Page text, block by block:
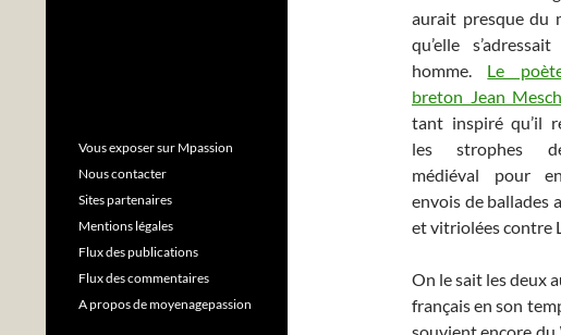
aurait presque du
qu’elle
homme. Le
breton Jean
tant inspiré qu’il
les strophes
médiéval pour
envois de ballades
et vitriolées contre
On le sait les deux
français en son
Vous exposer sur Mpassion
Nous contacter
Sites partenaires
Mentions légales
Flux des publications
Flux des commentaires
A propos de moyenagepassion